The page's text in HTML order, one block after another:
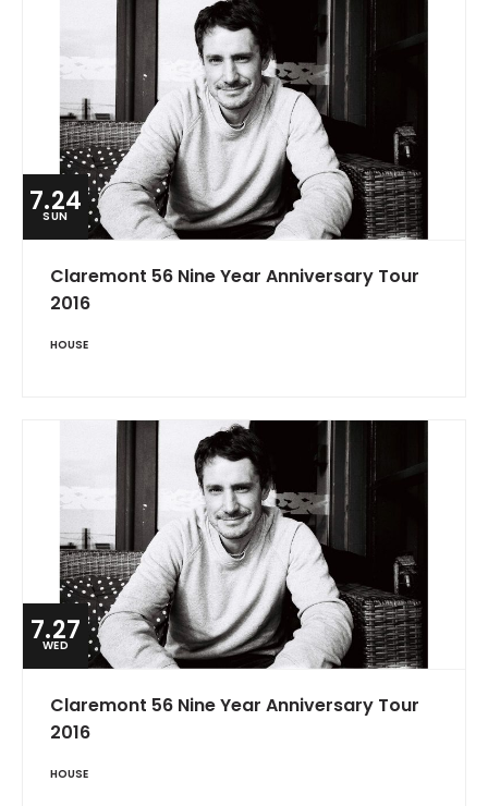
7.24
SUN
Claremont 56 Nine Year Anniversary Tour
2016
HOUSE
7.27
WED
Claremont 56 Nine Year Anniversary Tour
2016
HOUSE